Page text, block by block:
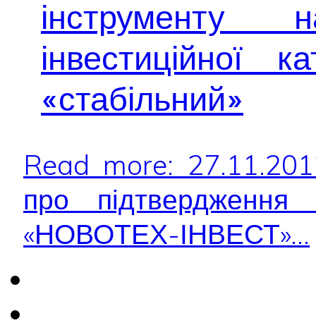
інструменту
інвестиційної
«стабільний»
Read more:
про
«НОВОТЕХ-ІНВЕСТ»...